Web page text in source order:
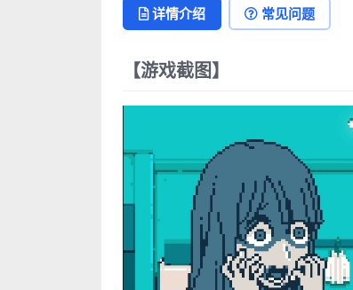
详情介绍 常见问题
【游戏截图】